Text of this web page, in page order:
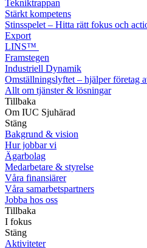
Tekniktrappan
Stärkt kompetens
Stinsspelet – Hitta rätt fokus och
Export
LINS™
Framstegen
Industriell Dynamik
Omställningslyftet – hjälper företag
Allt om tjänster & lösningar
Tillbaka
Om IUC Sjuhärad
Stäng
Bakgrund & vision
Hur jobbar vi
Ägarbolag
Medarbetare & styrelse
Våra finansiärer
Våra samarbetspartners
Jobba hos oss
Tillbaka
I fokus
Stäng
Aktiviteter